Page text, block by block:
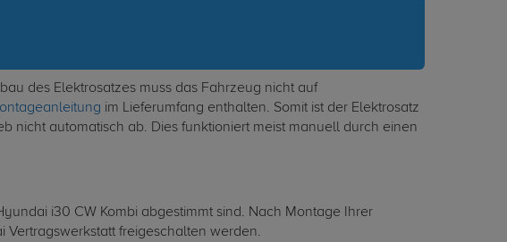
des Elektrosatzes muss das Fahrzeug nicht auf
im Lieferumfang enthalten. Somit ist der Elektrosatz
nicht automatisch ab. Dies funktioniert meist manuell durch einen
i30 CW Kombi abgestimmt sind. Nach Montage Ihrer
freigeschalten werden.